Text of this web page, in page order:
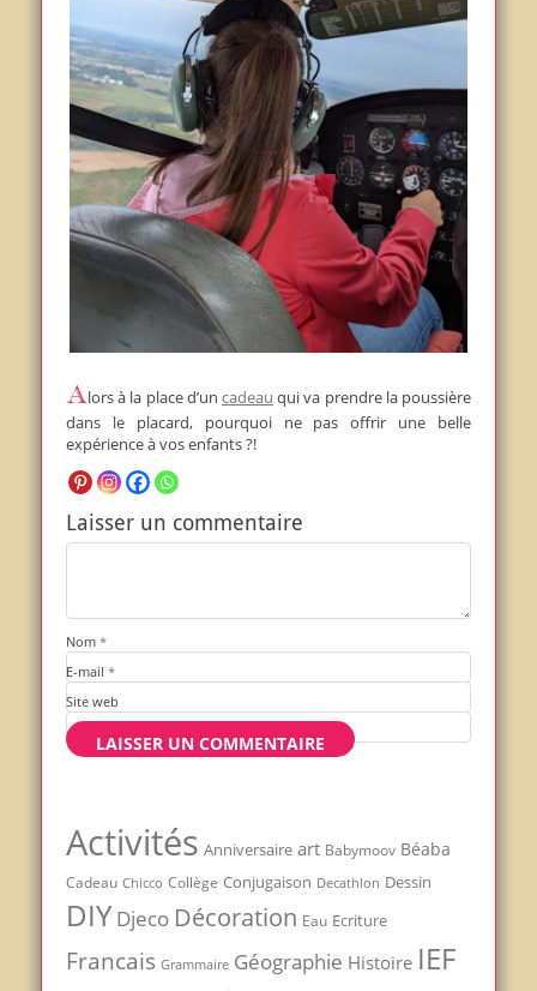
Alors à la place d’un cadeau qui va prendre la poussière
dans le placard, pourquoi ne pas offrir une belle
expérience à vos enfants ?!
Laisser un commentaire
Nom *
E-mail *
Site web
Activités Anniversaire art Babymoov Béaba
Cadeau Chicco Collège Conjugaison Decathlon Dessin
DIY Djeco Décoration Eau Ecriture
Francais Grammaire Géographie Histoire IEF